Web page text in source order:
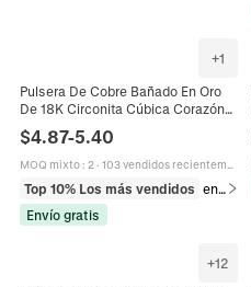
+1
Pulsera De Cobre Bañado En Oro
De 18K Circonita Cúbica Corazón
Flor Geométrica Joyería Ajustable
Para Mujer
$4.87-5.40
MOQ mixto: 2· 103 vendidos recientemente
Top 10% Los más vendidos
en Pulseras
Envío gratis
+12